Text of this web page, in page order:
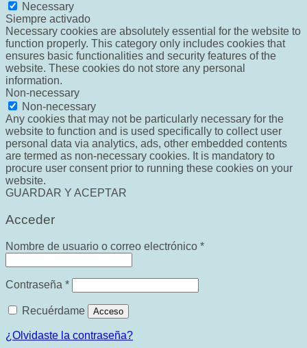
Necessary
Siempre activado
Necessary cookies are absolutely essential for the website to
function properly. This category only includes cookies that
ensures basic functionalities and security features of the
website. These cookies do not store any personal
information.
Non-necessary
Non-necessary
Any cookies that may not be particularly necessary for the
website to function and is used specifically to collect user
personal data via analytics, ads, other embedded contents
are termed as non-necessary cookies. It is mandatory to
procure user consent prior to running these cookies on your
website.
GUARDAR Y ACEPTAR
Acceder
Nombre de usuario o correo electrónico *Obligatorio
Contraseña *Obligatorio
Recuérdame Acceso
¿Olvidaste la contraseña?